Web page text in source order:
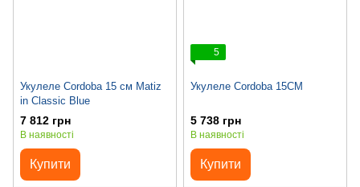
Укулеле Cordoba 15 см Matiz
in Classic Blue
7 812 грн
В наявності
Купити
5
Укулеле Cordoba 15CM
5 738 грн
В наявності
Купити